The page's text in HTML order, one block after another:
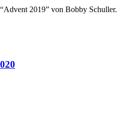
2019” von Bobby Schuller.